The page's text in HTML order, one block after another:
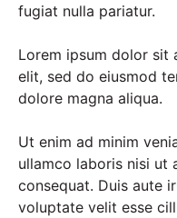
fugiat nulla pariatur.
Lorem ipsum dolor sit
elit, sed do eiusmod
dolore magna aliqua.
Ut enim ad minim
ullamco laboris nisi ut
consequat. Duis aute
voluptate velit esse